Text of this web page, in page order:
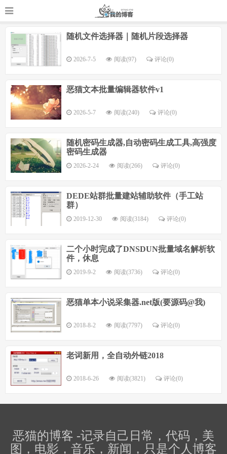
随机文件选择器｜随机片段选择器
2026-7-5 阅读(97) 评论(0)
恶猫文本批量编辑器软件v1
2026-5-7 阅读(240) 评论(0)
随机密码生成器,自动密码生成工具,高强度
密码生成器
2026-2-24 阅读(266) 评论(0)
DEDE站群批量建站辅助软件（手工站
群）
2019-12-30 阅读(3184) 评论(0)
二个小时完成了DNSDUN批量域名解析软
件，休息
2019-9-2 阅读(3736) 评论(0)
恶猫单本小说采集器.net版(要源码@我)
2018-8-2 阅读(7797) 评论(0)
老词新用，全自动外链2018
2018-6-26 阅读(3821) 评论(0)
恶猫的博客 -记录自己日常，代码，美
图，电影，音乐，新闻，只是个人博客